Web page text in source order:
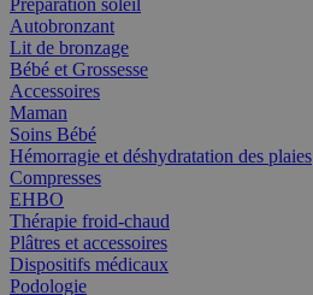
Préparation soleil
Autobronzant
Lit de bronzage
Bébé et Grossesse
Accessoires
Maman
Soins Bébé
Hémorragie et déshydratation des plaies
Compresses
EHBO
Thérapie froid-chaud
Plâtres et accessoires
Dispositifs médicaux
Podologie